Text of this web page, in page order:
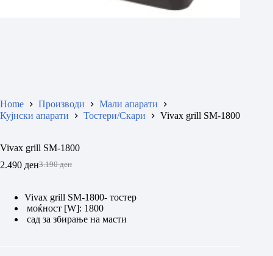
Home Производи
Мали апарати
Кујнски апарати
Тостери/Скари Vivax grill SM-1800
Vivax grill SM-1800
3.190ден
Original
3.190 ден.
2.490 денCurrent
2.490 ден.
Vivax grill SM-1800- тостер
моќност [W]: 1800
сад за збирање на масти